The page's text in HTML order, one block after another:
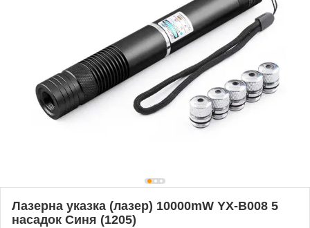
Лазерна указка (лазер) 10000mW YX-B008 5
насадок Синя (1205)